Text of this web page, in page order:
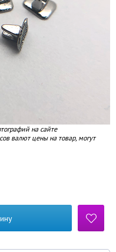
на сайте
валют цены на товар, могут